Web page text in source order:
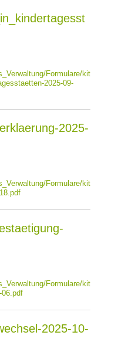
Formulare/kit
2025-09-
2025-
Formulare/kit
Formulare/kit
06.pdf
2025-10-